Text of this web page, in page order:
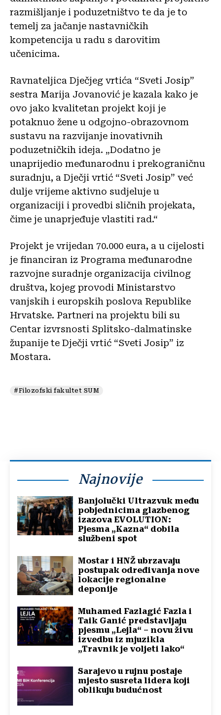
razmišljanje i poduzetništvo te da je to
temelj za jačanje nastavničkih
kompetencija u radu s darovitim
učenicima.
Ravnateljica Dječjeg vrtića “Sveti Josip”
sestra Marija Jovanović je kazala kako je
ovo jako kvalitetan projekt koji je
potaknuo žene u odgojno-obrazovnom
sustavu na razvijanje inovativnih
poduzetničkih ideja. „Dodatno je
unaprijedio međunarodnu i prekograničnu
suradnju, a Dječji vrtić “Sveti Josip” već
dulje vrijeme aktivno sudjeluje u
organizaciji i provedbi sličnih projekata,
čime je unaprjeđuje vlastiti rad.“
Projekt je vrijedan 70.000 eura, a u cijelosti
je financiran iz Programa međunarodne
razvojne suradnje organizacija civilnog
društva, kojeg provodi Ministarstvo
vanjskih i europskih poslova Republike
Hrvatske. Partneri na projektu bili su
Centar izvrsnosti Splitsko-dalmatinske
županije te Dječji vrtić “Sveti Josip” iz
Mostara.
#Filozofski fakultet SUM
Najnovije
Banjolučki Ultrazvuk među
pobjednicima glazbenog
izazova EVOLUTION:
Pjesma „Kazna“ dobila
službeni spot
Mostar i HNŽ ubrzavaju
postupak određivanja nove
lokacije regionalne
deponije
Muhamed Fazlagić Fazla i
Taik Ganić predstavljaju
pjesmu „Lejla“ – novu živu
izvedbu iz mjuzikla
„Travnik je voljeti lako“
Sarajevo u rujnu postaje
mjesto susreta lidera koji
oblikuju budućnost